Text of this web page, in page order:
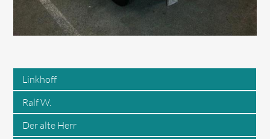
Linkhoff
Ralf W.
Der alte Herr